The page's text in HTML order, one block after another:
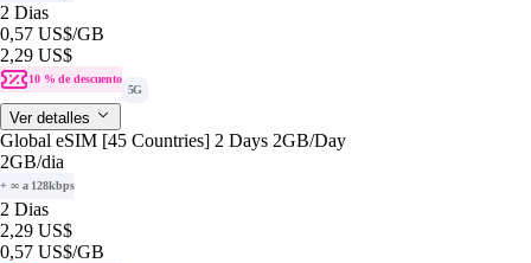
2 Dias
0,57 US$/GB
2,29 US$
10 % de descuento
5G
Ver detalles
Global eSIM [45 Countries] 2 Days 2GB/Day
2GB/dia
+ ∞ a 128kbps
2 Dias
2,29 US$
0,57 US$/GB